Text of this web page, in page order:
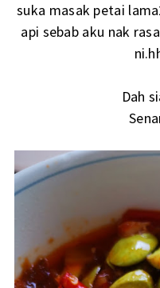
suka masak petai
api sebab aku nak
Dah